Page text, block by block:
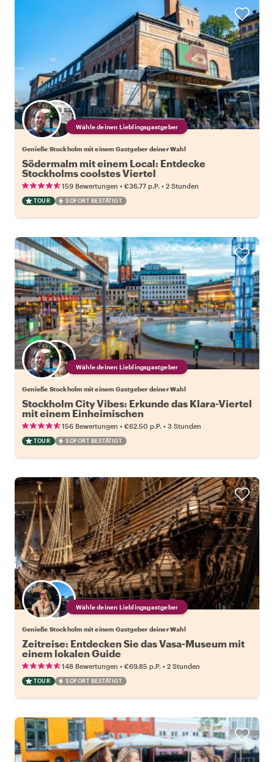
Wähle deinen Lieblingsgastgeber
Genieße Stockholm mit einem Gastgeber deiner Wahl
Södermalm mit einem Local: Entdecke
Stockholms coolstes Viertel
159 Bewertungen • €36.77 p.P. • 2 Stunden
TOUR SOFORT BESTÄTIGT
Wähle deinen Lieblingsgastgeber
Genieße Stockholm mit einem Gastgeber deiner Wahl
Stockholm City Vibes: Erkunde das Klara-Viertel
mit einem Einheimischen
156 Bewertungen • €62.50 p.P. • 3 Stunden
TOUR SOFORT BESTÄTIGT
Wähle deinen Lieblingsgastgeber
Genieße Stockholm mit einem Gastgeber deiner Wahl
Zeitreise: Entdecken Sie das Vasa-Museum mit
einem lokalen Guide
148 Bewertungen • €69.85 p.P. • 2 Stunden
TOUR SOFORT BESTÄTIGT